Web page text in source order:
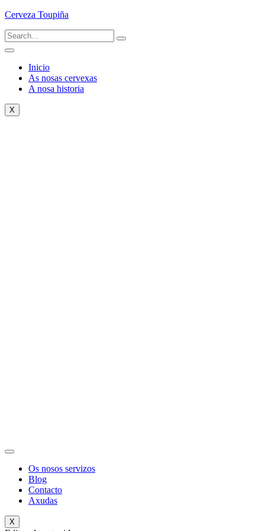
Cerveza Toupiña
Inicio
As nosas cervexas
A nosa historia
X
Os nosos servizos
Blog
Contacto
Axudas
X